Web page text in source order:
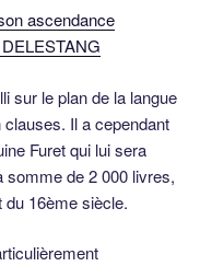
ascendance
sur le plan de la langue
Il a cependant
Furet qui lui sera
somme de 2 000 livres,
16ème siècle.